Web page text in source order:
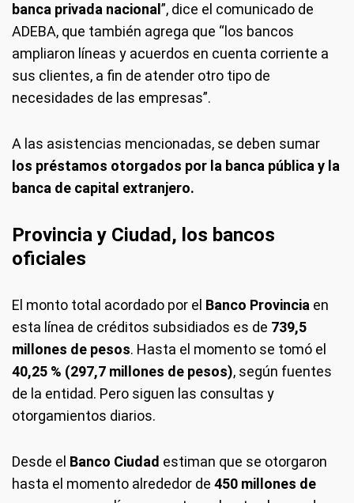
banca privada nacional ”, dice el comunicado de
ADEBA, que también agrega que “los bancos
ampliaron líneas y acuerdos en cuenta corriente a
sus clientes, a fin de atender otro tipo de
necesidades de las empresas”.
A las asistencias mencionadas, se deben sumar
los préstamos otorgados por la banca pública y la
banca de capital extranjero.
Provincia y Ciudad, los bancos
oficiales
El monto total acordado por el Banco Provincia en
esta línea de créditos subsidiados es de 739,5
millones de pesos. Hasta el momento se tomó el
40,25 % (297,7 millones de pesos), según fuentes
de la entidad. Pero siguen las consultas y
otorgamientos diarios.
Desde el Banco Ciudad estiman que se otorgaron
hasta el momento alrededor de 450 millones de